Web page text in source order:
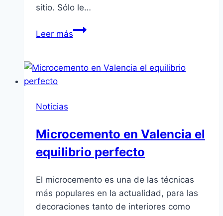
sitio. Sólo le…
Leer másPapeles
decorativos
Noticias
Microcemento en Valencia el
equilibrio perfecto
El microcemento es una de las técnicas
más populares en la actualidad, para las
decoraciones tanto de interiores como